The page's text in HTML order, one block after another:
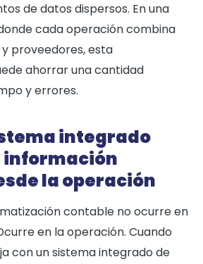
de datos dispersos. En una
cada operación combina
proveedores, esta
ahorrar una cantidad
y errores.
integrado
información
la operación
contable no ocurre en
en la operación. Cuando
con un sistema integrado de